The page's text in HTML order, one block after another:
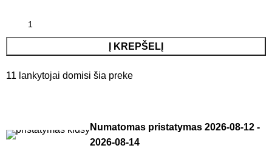
Į KREPŠELĮ
11 lankytojai domisi šia preke
Numatomas pristatymas2026-08-12 -
2026-08-14